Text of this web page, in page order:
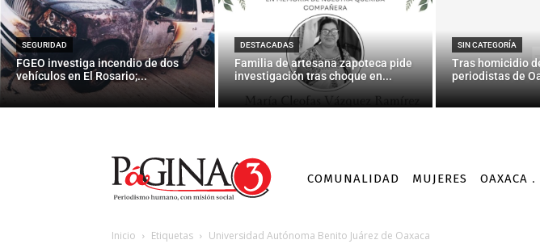
SEGURIDAD
FGEO investiga incendio de dos
vehículos en El Rosario;...
DESTACADAS
Familia de artesana zapoteca pide
investigación tras choque en...
SIN CATEGORÍA
Tras homicidio
periodistas de
COMUNALIDAD MUJERES OAXACA
Inicio Etiquetas Universidad Autónoma Benito Juárez de Oaxaca